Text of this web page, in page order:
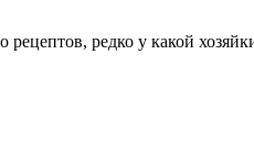
рецептов, редко у какой